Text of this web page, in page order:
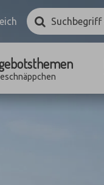
Suchbegriff
eingebenSuchen